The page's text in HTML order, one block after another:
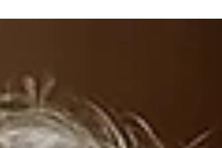
Cette situation, encadrée par l’article L.
de 45 jours auprès du tribunal compétent.
Cette démarche ouvre une procédure
collective de redressement ou de
selon la situation financière de l’entreprise.